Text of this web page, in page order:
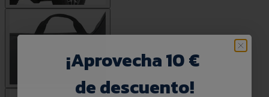
¡Aprovecha 10 €
de descuento!